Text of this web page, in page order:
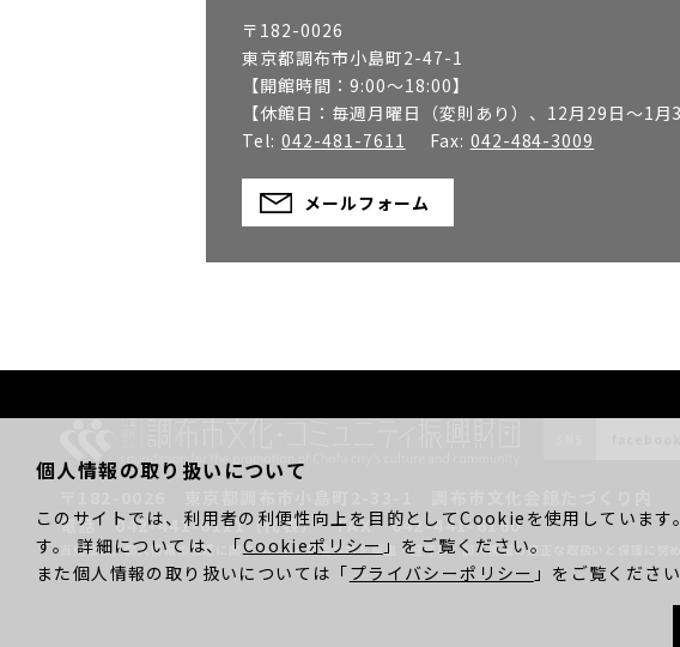
〒 182-0026
東京都調布市小島町2-47-1
【開館時間： 9:00～18:00】
【休館日： 毎週月曜日（変則あり）、12月29日～1月
Tel: 042-481-7611 Fax: 042-484-3009
メールフォーム
電話 042-441-6111（代表）
FAX 042-441-6160
当財団は、個人情報の保護に関する法令と社会秩序を尊重・遵守し、個人情報の適正な取扱いと保護に努め
個人情報の取り扱いについて
このサイトでは、利用者の利便性向上を目的としてCookieを使用していま
す。 詳細については、「Cookieポリシー 」をご覧ください。
また個人情報の取り扱いについては「プライバシーポリシー 」をご覧ください